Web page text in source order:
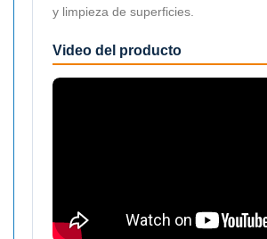
y limpieza de superficies.
Video del producto